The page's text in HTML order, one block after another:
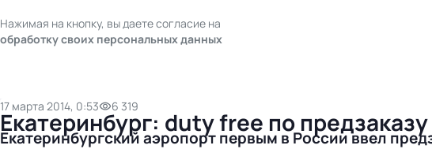
Нажимая на кнопку, вы даете согласие на
обработку своих персональных данных
17 марта 2014, 0:53 6 319
Екатеринбург: duty free по предзаказу
Екатеринбургский аэропорт первым в России ввел